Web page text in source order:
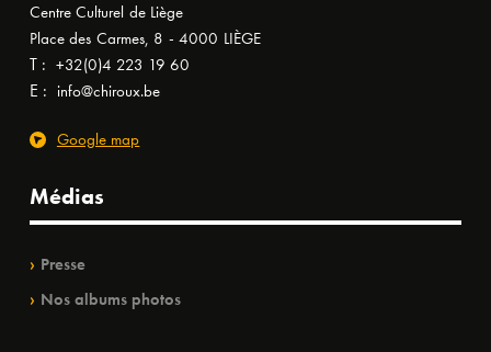
Centre Culturel de Liège
Place des Carmes, 8 - 4000 LIÈGE
T : +32(0)4 223 19 60
E : info@chiroux.be
Google map
Médias
Presse
Nos albums photos